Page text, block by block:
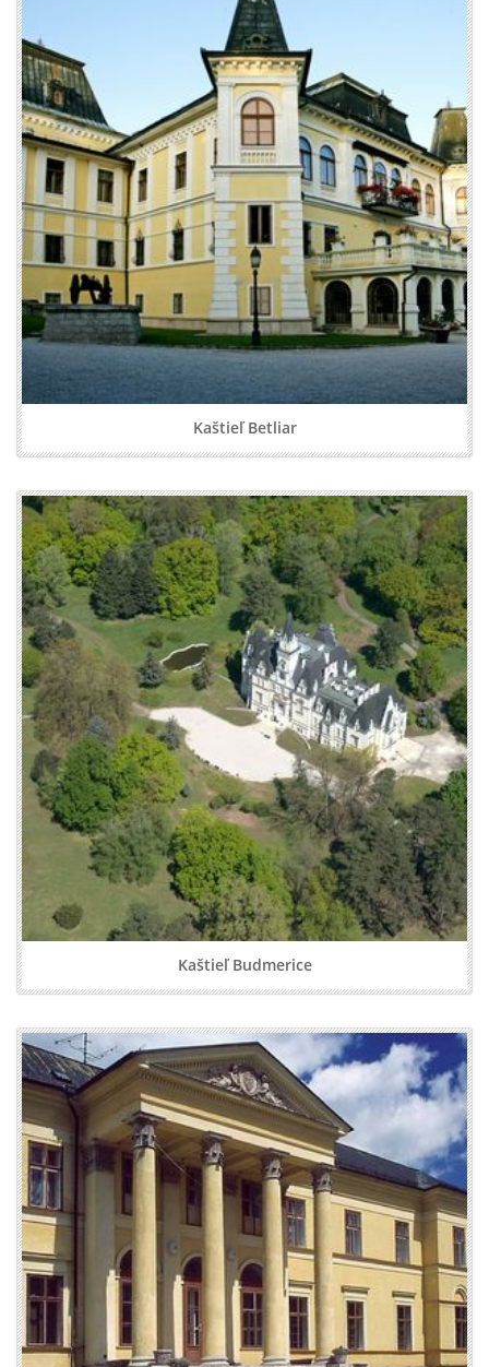
Kaštieľ Betliar
Kaštieľ Budmerice